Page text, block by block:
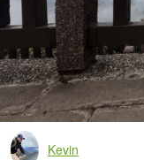
Kevin